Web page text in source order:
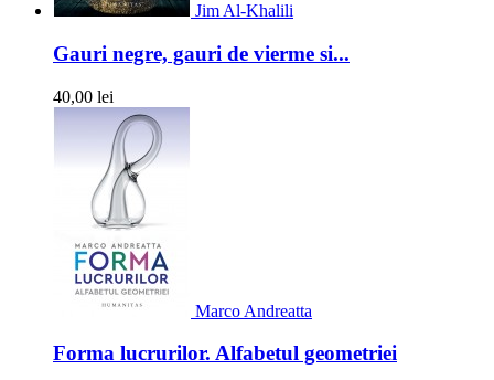
Jim Al-Khalili
Gauri negre, gauri de vierme si...
40,00 lei
Marco Andreatta
Forma lucrurilor. Alfabetul geometriei